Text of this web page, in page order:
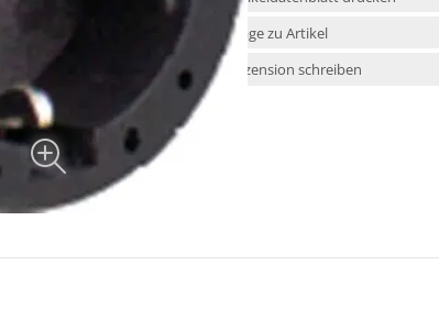
Frage zu Artikel
Rezension schreiben